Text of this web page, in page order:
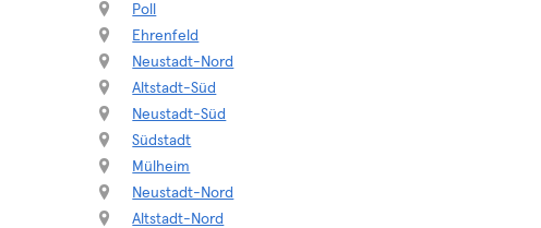
Poll
Ehrenfeld
Neustadt-Nord
Altstadt-Süd
Neustadt-Süd
Südstadt
Mülheim
Neustadt-Nord
Altstadt-Nord